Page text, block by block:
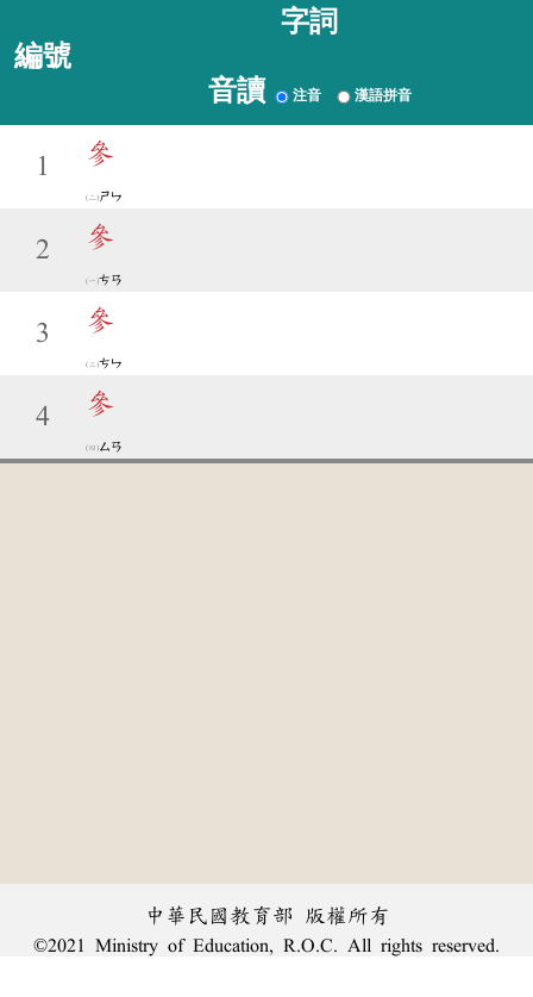
編號
字詞
音讀 注音 漢語拼音
1 參
ㄕㄣ
2 參
ㄘㄢ
3 參
ㄘㄣ
4 參
ㄙㄢ
中華民國教育部 版權所有
©2021 Ministry of Education, R.O.C. All rights reserved.